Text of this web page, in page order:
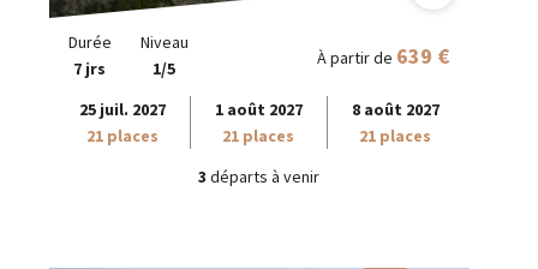
Durée
7 jrs
Niveau
1/5
À partir de 639 €
25 juil. 2027
21 places
1 août 2027
21 places
8 août 2027
21 places
3 départs à venir